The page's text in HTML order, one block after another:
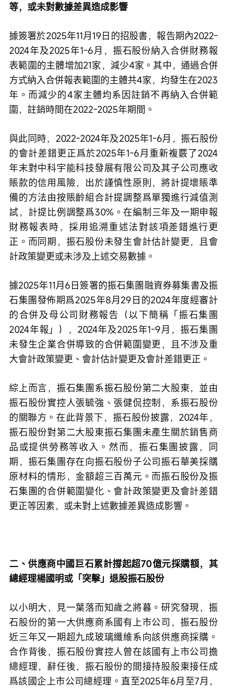
等，或未對數據差異造成影響
據簽署於2025年11月19日的招股書，報告期內2022-
2024年及2025年1-6月，振石股份納入合併財務報
表範圍的主體增加21家，減少4家。其中，通過合併
方式納入合併報表範圍的主體共4家，均發生在2023
年。而減少的4家主體均系因註銷不再納入合併範
圍，註銷時間在2022-2025年期間。
與此同時，2022-2024年及2025年1-6月，振石股份
的會計差錯更正爲於2025年1-6月重新複覈了2024
年末對中科宇能科技發展有限公司及其子公司應收
賬款的信用風險，出於謹慎性原則，將計提壞賬準
備的方法由按賬齡組合計提調整爲單獨進行減值測
試，計提比例調整爲30%。在編制三年及一期申報
財務報表時，採用追溯重述法對該項差錯進行更
正。而同期，振石股份未發生會計估計變更，且會
計政策變更或未涉及上述交易數據。
據2025年11月6日簽署的振石集團融資券募集書及振
石集團發佈期爲2025年8月29日的2024年度經審計
的合併及母公司財務報告（以下簡稱「振石集團
2024年報」），2024年及2025年1-9月，振石集團
未發生企業合併導致的合併範圍變更，且不涉及重
大會計政策變更、會計估計變更及會計差錯更正。
綜上而言，振石集團系振石股份第二大股東，並由
振石股份實控人張毓強、張健侃控制，系振石股份
的關聯方。在此背景下，振石股份披露，2024年，
振石股份對第二大股東振石集團未產生關於銷售商
品或提供勞務等收入。然而，振石集團披露，同
期，振石集團存在向振石股份子公司振石華美採購
原材料的情形，金額超三百萬元。而振石股份及振
石集團的合併範圍變化、會計政策變更及會計差錯
更正等因素，或未對上述數據差異造成影響。
二、供應商中國巨石累計撐起超70億元採購額，其
總經理楊國明或「突擊」退股振石股份
以小明大，見一葉落而知歲之將暮。研究發現，振
石股份的第一大供應商系國有上市公司，振石股份
近三年又一期超九成玻璃纖維系向該供應商採購。
合作背後，振石股份實控人曾在該國有上市公司擔
總經理，辭任後，振石股份的間接持股股東接任成
爲該國企上市公司總經理。直至2025年6月至7月，